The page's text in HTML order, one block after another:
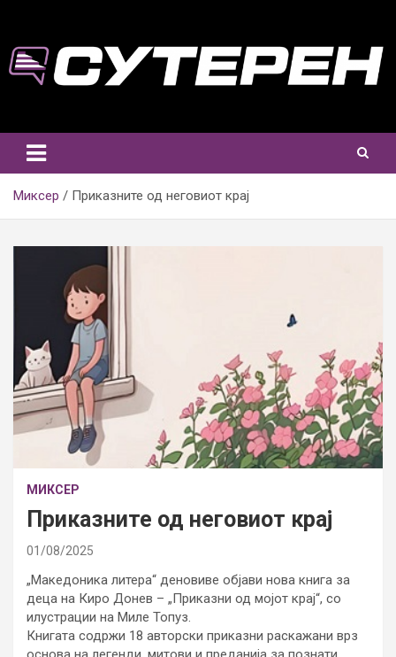
content
Миксер Приказните од неговиот крај
МИКСЕР
Приказните од неговиот крај
01/08/2025
„Македоника литера“ деновиве објави нова книга за
деца на Киро Донев – „Приказни од мојот крај“, со
илустрации на Миле Топуз.
Книгата содржи 18 авторски приказни раскажани врз